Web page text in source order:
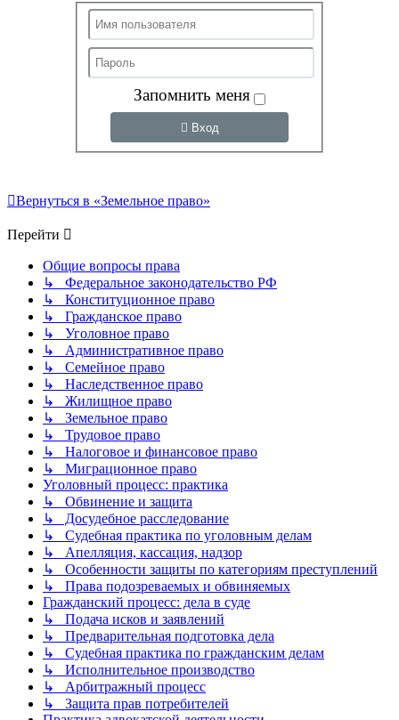
Запомнить меня
Вход
Вернуться в «Земельное право»
Перейти
Общие вопросы права
↳ Федеральное законодательство РФ
↳ Конституционное право
↳ Гражданское право
↳ Уголовное право
↳ Административное право
↳ Семейное право
↳ Наследственное право
↳ Жилищное право
↳ Земельное право
↳ Трудовое право
↳ Налоговое и финансовое право
↳ Миграционное право
Уголовный процесс: практика
↳ Обвинение и защита
↳ Досудебное расследование
↳ Судебная практика по уголовным делам
↳ Апелляция, кассация, надзор
↳ Особенности защиты по категориям преступлений
↳ Права подозреваемых и обвиняемых
Гражданский процесс: дела в суде
↳ Подача исков и заявлений
↳ Предварительная подготовка дела
↳ Судебная практика по гражданским делам
↳ Исполнительное производство
↳ Арбитражный процесс
↳ Защита прав потребителей